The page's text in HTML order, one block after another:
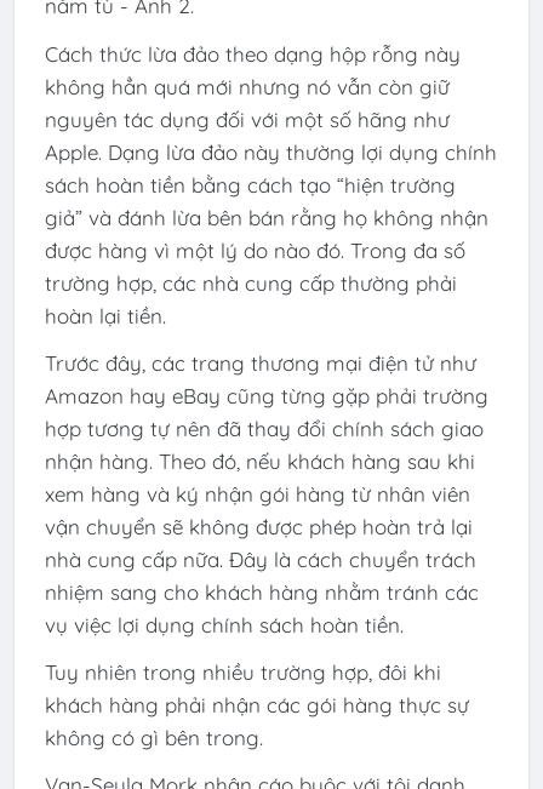
Cách thức lừa đảo theo dạng hộp rỗng này
không hẳn quá mới nhưng nó vẫn còn giữ
nguyên tác dụng đối với một số hãng như
Apple. Dạng lừa đảo này thường lợi dụng chính
sách hoàn tiền bằng cách tạo “hiện trường
giả” và đánh lừa bên bán rằng họ không nhận
được hàng vì một lý do nào đó. Trong đa số
trường hợp, các nhà cung cấp thường phải
hoàn lại tiền.
Trước đây, các trang thương mại điện tử như
Amazon hay eBay cũng từng gặp phải trường
hợp tương tự nên đã thay đổi chính sách giao
nhận hàng. Theo đó, nếu khách hàng sau khi
xem hàng và ký nhận gói hàng từ nhân viên
vận chuyển sẽ không được phép hoàn trả lại
nhà cung cấp nữa. Đây là cách chuyển trách
nhiệm sang cho khách hàng nhằm tránh các
vụ việc lợi dụng chính sách hoàn tiền.
Tuy nhiên trong nhiều trường hợp, đôi khi
khách hàng phải nhận các gói hàng thực sự
không có gì bên trong.